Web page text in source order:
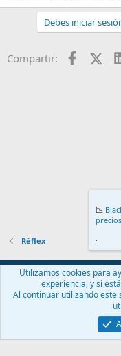
Debes iniciar
Compartir: X
Réflex
Español (ES)
Contáctanos
Términos y
Community platform by
📉
.
Utilizamos cookies para
experiencia, y si
Al continuar utilizando este